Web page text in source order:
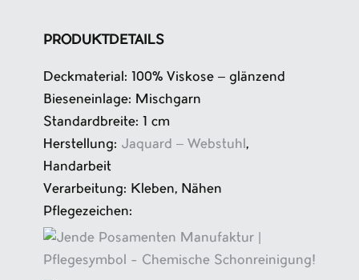
PRODUKTDETAILS
Deckmaterial: 100% Viskose – glänzend
Bieseneinlage: Mischgarn
Standardbreite: 1 cm
Herstellung: Jaquard – Webstuhl ,
Handarbeit
Verarbeitung: Kleben, Nähen
Pflegezeichen: